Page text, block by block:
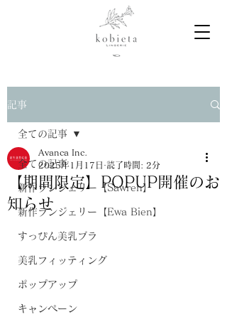
記事
全ての記事
新作ランジェリー【Sawren】
新作ランジェリー【Ewa Bien】
すっぴん美乳ブラ
美乳フィッティング
ポップアップ
キャンペーン
全ての記事
【期間限定】POPUP開催のお
知らせ
Avanca Inc.
2025年1月17日 読了時間: 2分